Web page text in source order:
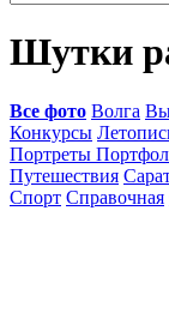
Шутки
Все фото Волга
Конкурсы
Портреты
Путешествия
Спорт Справочная